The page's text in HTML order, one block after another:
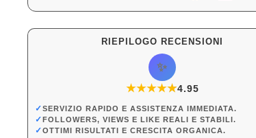
RIEPILOGO RECENSIONI
✨
★★★★★
★4.95
✓SERVIZIO RAPIDO E ASSISTENZA IMMEDIATA.
✓FOLLOWERS, VIEWS E LIKE REALI E STABILI.
✓OTTIMI RISULTATI E CRESCITA ORGANICA.